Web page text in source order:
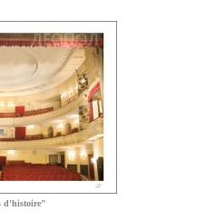
d'histoire"